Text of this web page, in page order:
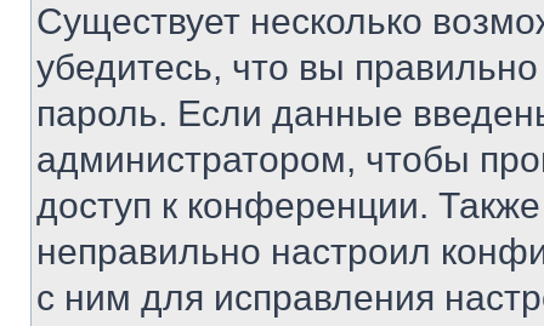
Существует несколько
убедитесь, что вы
пароль. Если данные
администратором, чтобы
доступ к конференции.
неправильно настроил
с ним для исправления